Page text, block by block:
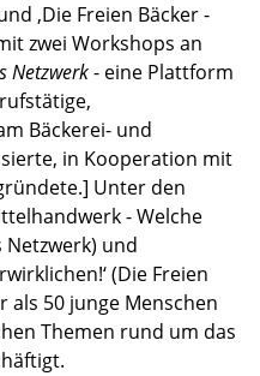
‚Die Freien Bäcker -
zwei Workshops an
Netzwerk- eine Plattform
Bäckerei- und
in Kooperation mit
Unter den
- Welche
Netzwerk) und
(Die Freien
als 50 junge Menschen
Themen rund um das